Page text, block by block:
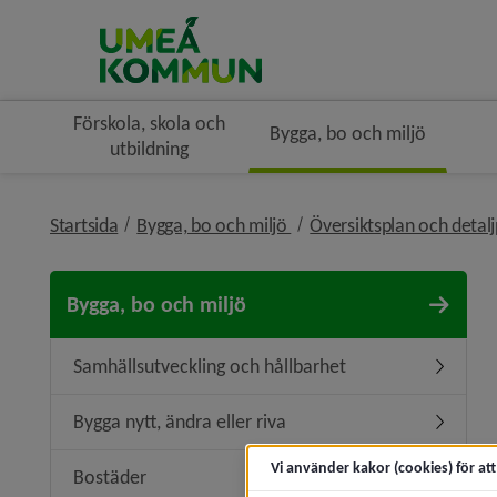
Förskola, skola och
utbildning
Bygga, bo och miljö
Startsida Bygga, bo och miljö nivå i
Översiktsplan och
Bygga, bo och miljö
Samhällsutveckling och hållbarhet
Bygga nytt, ändra eller riva
Bostäder Vi använder kakor (cookies) för